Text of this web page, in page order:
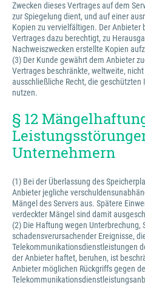
Zwecken dieses Vertrages auf dem
zur Spiegelung dient, und auf einer
Kopien zu vervielfältigen. Der Anbieter
Vertrages dazu berechtigt, zu
Nachweiszwecken erstellte Kopien
(3) Der Kunde gewährt dem Anbieter
Vertrages beschränkte, weltweite,
ausschließliche Recht, die
nutzen.
§ 12
Unternehmern
(1) Bei der Überlassung des
Anbieter jegliche
Mängel des Servers aus. Spätere
verdeckter Mängel sind damit
(2) Die Haftung wegen Unterbrechung,
schadensverursachender Ereignisse,
Telekommunikationsdienstleistungen
der Anbieter haftet, beruhen, ist
Anbieter möglichen Rückgriffs gegen